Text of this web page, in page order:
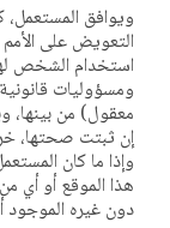
ويوافق
التعويض على
استخدام الشخص
ومسؤوليات
معقول) من بينها،
إن ثبتت صحتها،
وإذا ما كان
هذا الموقع أو أي
دون غيره الموجود